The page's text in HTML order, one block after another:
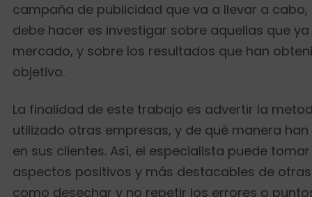
campaña de publicidad que va a llevar a
debe hacer es investigar sobre aquellas que
mercado, y sobre los resultados que han
objetivo.
La finalidad de este trabajo es advertir la
utilizado otras empresas, y de qué manera
en sus clientes. Así, el especialista puede
aspectos positivos y más destacables de
como desechar y no repetir los errores o